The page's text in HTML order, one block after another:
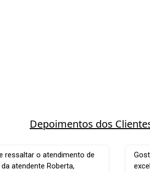
Depoimentos dos
ressaltar o atendimento de
atendente Roberta,